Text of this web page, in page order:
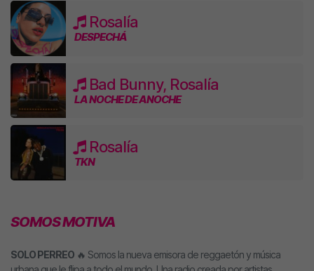
Rosalía
DESPECHÁ
Bad Bunny, Rosalía
LA NOCHE DE ANOCHE
Rosalía
TKN
SOMOS MOTIVA
SOLO PERREO 🔥 Somos la nueva emisora de reggaetón y música